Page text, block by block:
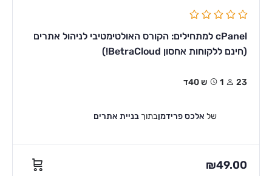
cPanel למתחילים: הקורס האולטימטיבי לניהול אתרים
(חינם ללקוחות אחסון BetraCloud!)
23 1ש 40ד
של אלכס פרידמןבתוך בניית אתרים
₪49.00